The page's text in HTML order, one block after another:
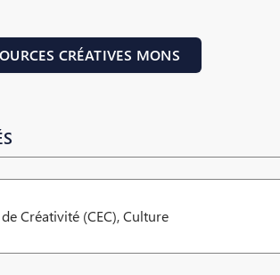
CRÉATIVES MONS
Créativité (CEC), Culture